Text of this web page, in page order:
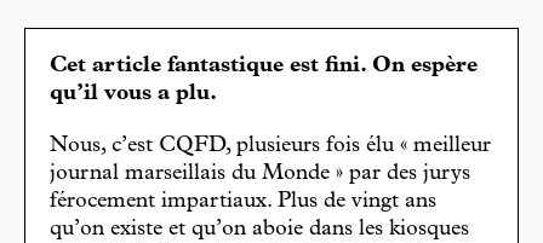
Cet article fantastique est fini. On espère
qu’il vous a plu.
Nous, c’est CQFD, plusieurs fois élu « meilleur
journal marseillais du Monde » par des jurys
férocement impartiaux. Plus de vingt ans
qu’on existe et qu’on aboie dans les kiosques